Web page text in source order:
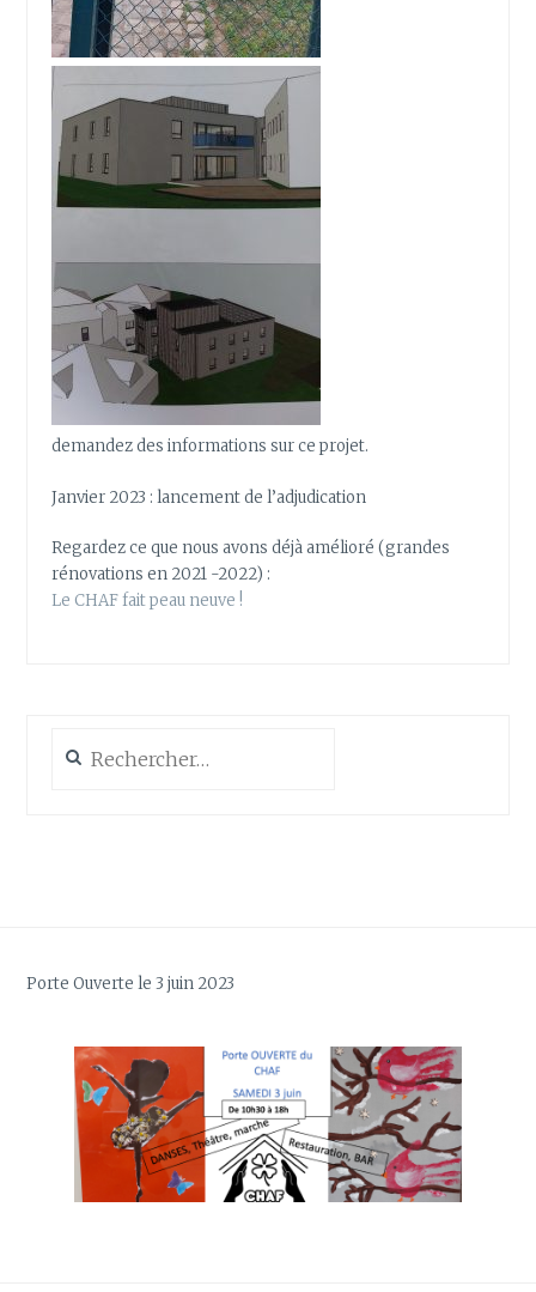
demandez des informations sur ce projet.
Janvier 2023 : lancement de l’adjudication
Regardez ce que nous avons déjà amélioré (grandes
rénovations en 2021 -2022) :
Le CHAF fait peau neuve !
Porte Ouverte le 3 juin 2023